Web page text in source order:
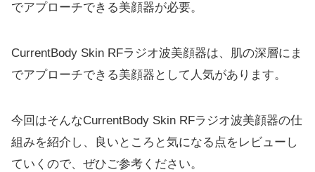
でアプローチできる美顔器が必要。
CurrentBody Skin RFラジオ波美顔器は、肌の深層にま
でアプローチできる美顔器として人気があります。
今回はそんなCurrentBody Skin RFラジオ波美顔器の仕
組みを紹介し、良いところと気になる点をレビューし
ていくので、ぜひご参考ください。